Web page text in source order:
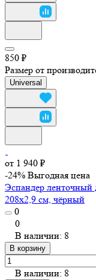
850 ₽
Размер от
Universal
от 1 940 ₽
-24% Выгодная цена
Эспандер ленточный
208х2,9 см, чёрный
0
0
В наличии: 8
В корзину
В наличии: 8